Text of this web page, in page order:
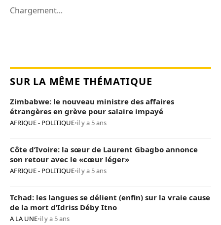
Chargement...
SUR LA MÊME THÉMATIQUE
Zimbabwe: le nouveau ministre des affaires
étrangères en grève pour salaire impayé
AFRIQUE - POLITIQUE•il y a 5 ans
Côte d’Ivoire: la sœur de Laurent Gbagbo annonce
son retour avec le «cœur léger»
AFRIQUE - POLITIQUE•il y a 5 ans
Tchad: les langues se délient (enfin) sur la vraie cause
de la mort d’Idriss Déby Itno
A LA UNE•il y a 5 ans